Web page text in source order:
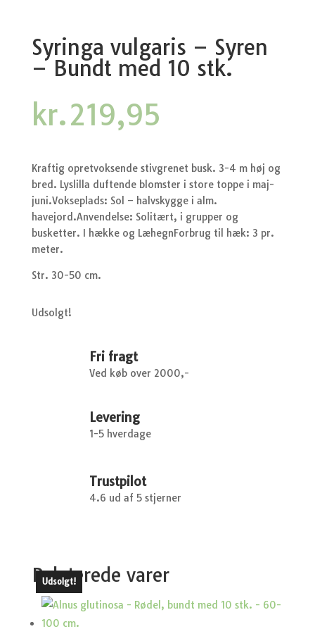
Syringa vulgaris – Syren
– Bundt med 10 stk.
kr.219,95
Kraftig opretvoksende stivgrenet busk. 3-4 m høj og
bred. Lyslilla duftende blomster i store toppe i maj-
juni.Vokseplads: Sol – halvskygge i alm.
havejord.Anvendelse: Solitært, i grupper og
busketter. I hække og LæhegnForbrug til hæk: 3 pr.
meter.
Str. 30-50 cm.
Udsolgt!
Fri fragt
Ved køb over 2000,-
Levering
1-5 hverdage
Trustpilot
4.6 ud af 5 stjerner
Relaterede varer
Udsolgt!
Udsolgt!
Udsolgt!
Udsolgt!
Udsolgt!